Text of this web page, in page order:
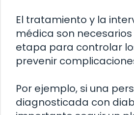
El tratamiento y la
médica son
etapa para controlar
prevenir
Por ejemplo, si una
diagnosticada con